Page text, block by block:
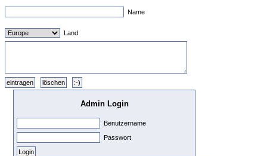
Name
Land
Admin Login
Benutzername
Passwort